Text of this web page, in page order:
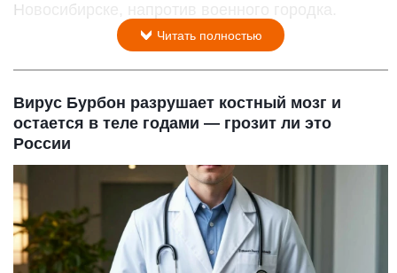
Новосибирске, напротив военного городка.
Читать полностью
Вирус Бурбон разрушает костный мозг и
остается в теле годами — грозит ли это
России